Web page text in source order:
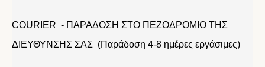
COURIER - ΠΑΡΑΔΟΣΗ ΣΤΟ ΠΕΖΟΔΡΟΜΙΟ ΤΗΣ
ΔΙΕΥΘΥΝΣΗΣ ΣΑΣ (Παράδοση 4-8 ημέρες εργάσιμες)